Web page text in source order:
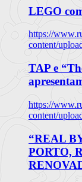
LEGO
https://
content/
TAP e
https://
content/
“REAL
PORTO,